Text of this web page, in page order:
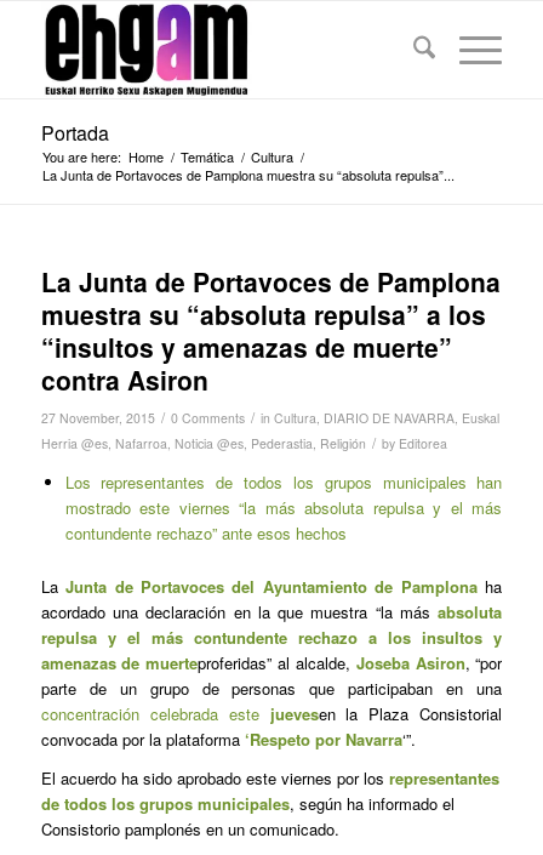
Portada
You are here: Home / Temática / Cultura /
La Junta de Portavoces de Pamplona muestra su “absoluta repulsa”...
La Junta de Portavoces de Pamplona
muestra su “absoluta repulsa” a los
“insultos y amenazas de muerte”
contra Asiron
27 November, 2015 / 0 Comments / in Cultura, DIARIO DE NAVARRA, Euskal
Herria @es, Nafarroa, Noticia @es, Pederastia, Religión / by Editorea
Los representantes de todos los grupos municipales han
mostrado este viernes “la más absoluta repulsa y el más
contundente rechazo” ante esos hechos
LaJunta de Portavoces del Ayuntamiento de Pamplona ha
acordado una declaración en la que muestra “la másabsoluta
repulsa y el más contundente rechazo a los insultos y
amenazas de muerteproferidas” al alcalde, Joseba Asiron, “por
parte de un grupo de personas que participaban en una
concentración celebrada este juevesen la Plaza Consistorial
convocada por la plataforma ‘Respeto por Navarra‘”.
El acuerdo ha sido aprobado este viernes por los representantes
de todos los grupos municipales, según ha informado el
Consistorio pamplonés en un comunicado.